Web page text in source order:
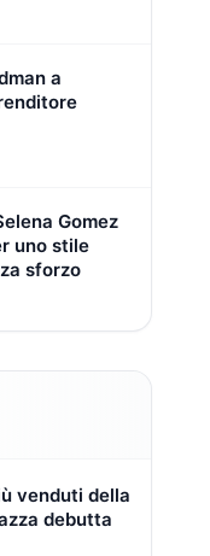
a
Gomez
uno stile
sforzo
venduti della
debutta